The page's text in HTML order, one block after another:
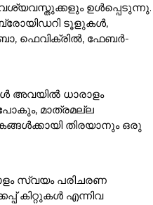
ഉൾപ്പെടുന്നു.
ടൂളുകൾ,
ഫെവിക്രിൽ, ഫേബർ-
അവയിൽ ധാരാളം
മാത്രമല്ല
തിരയാനും ഒരു
സ്വയം പരിചരണ
കിറ്റുകൾ എന്നിവ